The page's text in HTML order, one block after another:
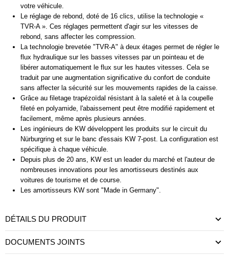
votre véhicule.
Le réglage de rebond, doté de 16 clics, utilise la technologie «
TVR-A ». Ces réglages permettent d'agir sur les vitesses de
rebond, sans affecter les compression.
La technologie brevetée "TVR-A" à deux étages permet de régler le
flux hydraulique sur les basses vitesses par un pointeau et de
libérer automatiquement le flux sur les hautes vitesses. Cela se
traduit par une augmentation significative du confort de conduite
sans affecter la sécurité sur les mouvements rapides de la caisse.
Grâce au filetage trapézoïdal résistant à la saleté et à la coupelle
fileté en polyamide, l'abaissement peut être modifié rapidement et
facilement, même après plusieurs années.
Les ingénieurs de KW développent les produits sur le circuit du
Nürburgring et sur le banc d'essais KW 7-post. La configuration est
spécifique à chaque véhicule.
Depuis plus de 20 ans, KW est un leader du marché et l'auteur de
nombreuses innovations pour les amortisseurs destinés aux
voitures de tourisme et de course.
Les amortisseurs KW sont "Made in Germany".
DÉTAILS DU PRODUIT
DOCUMENTS JOINTS